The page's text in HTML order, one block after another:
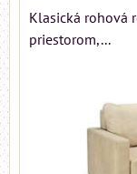
Klasická rohová
priestorom,...